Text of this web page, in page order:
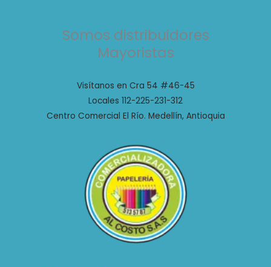
Somos distribuidores
Mayoristas
Visítanos en Cra 54 #46-45
Locales 112-225-231-312
Centro Comercial El Río. Medellín, Antioquia